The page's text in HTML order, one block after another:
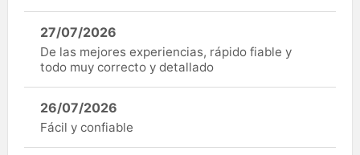
27/07/2026
De las mejores experiencias, rápido fiable y
todo muy correcto y detallado
26/07/2026
Fácil y confiable